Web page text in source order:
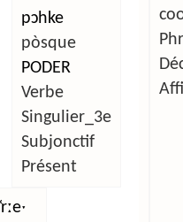
pɔhke
pòsque
PODER
Verbe
Singulier_3e
Subjonctif
Présent